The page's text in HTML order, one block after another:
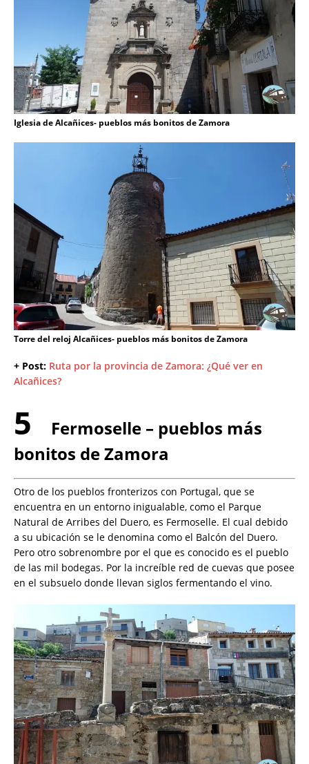
Iglesia de Alcañices- pueblos más bonitos de Zamora
Torre del reloj Alcañices- pueblos más bonitos de Zamora
+ Post: Ruta por la provincia de Zamora: ¿Qué ver en
Alcañices?
5
Fermoselle – pueblos más
bonitos de Zamora
Otro de los pueblos fronterizos con Portugal, que se
encuentra en un entorno inigualable, como el Parque
Natural de Arribes del Duero, es Fermoselle. El cual debido
a su ubicación se le denomina como el Balcón del Duero.
Pero otro sobrenombre por el que es conocido es el pueblo
de las mil bodegas. Por la increíble red de cuevas que posee
en el subsuelo donde llevan siglos fermentando el vino.